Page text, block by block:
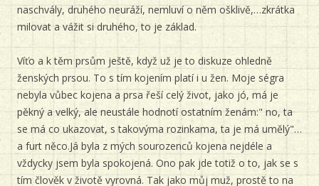
naschvály, druhého neuráží, nemluví o něm ošklivě,…zkrátka
milovat a vážit si druhého, to je základ.
Víťo a k těm prsům ještě, když už je to diskuze ohledně
ženských prsou. To s tím kojením platí i u žen. Moje ségra
nebyla vůbec kojena a prsa řeší celý život, jako jó, má je
pěkný a velký, ale neustále hodnotí ostatním ženám:" no, ta
se má co ukazovat, s takovýma rozinkama, ta je má umělý"…
a furt něco.Já byla z mých sourozenců kojena nejdéle a
vždycky jsem byla spokojená. Ono pak jde totiž o to, jak se s
tím člověk v životě vyrovná. Tak jako můj muž, prostě to na